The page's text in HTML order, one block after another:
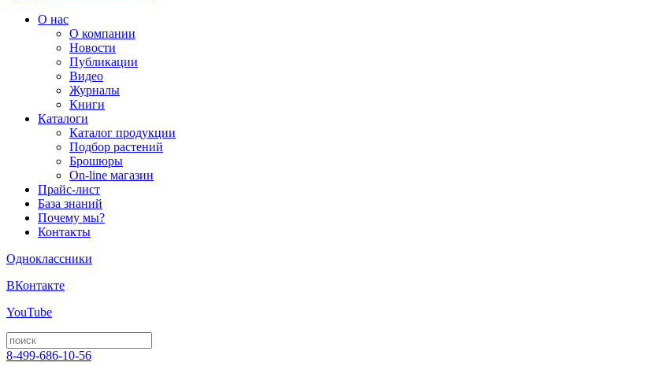
О нас
О компании
Новости
Публикации
Видео
Журналы
Книги
Каталоги
Каталог продукции
Подбор растений
Брошюры
On-line магазин
Прайс-лист
База знаний
Почему мы?
Контакты
Одноклассники
ВКонтакте
YouTube
8-499-686-10-56